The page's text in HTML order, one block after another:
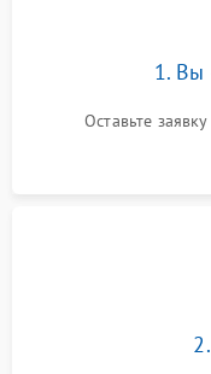
1. Вы
Оставьте